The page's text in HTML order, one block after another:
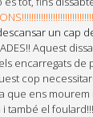
un cap
Aquest
encarregats de
cop
que ens
el